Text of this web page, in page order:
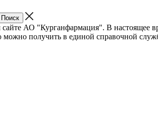
АО "Курганфармация". В настоящее
получить в единой справочной